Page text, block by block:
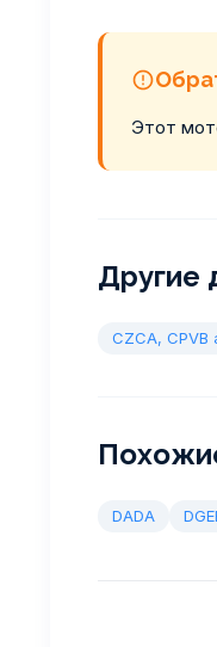
Этот
Другие
CZCA,
DADA